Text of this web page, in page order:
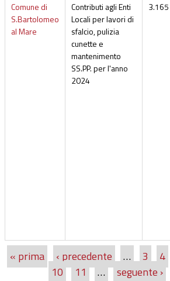
Comune di
S.Bartolomeo
al Mare
Contributi agli Enti
Locali per lavori di
sfalcio, pulizia
cunette e
mantenimento
SS.PP. per l'anno
2024
Pagine
« prima ‹ precedente … 3 4
10
11 … seguente ›